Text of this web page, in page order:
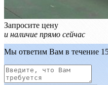
Запросите цену
и наличие прямо сейчас
Мы ответим Вам в течение